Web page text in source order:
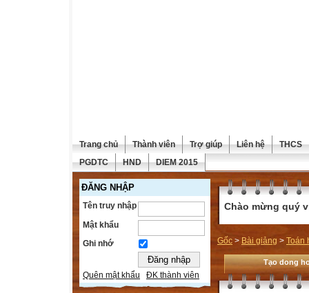
Trang chủ Thành viên Trợ giúp Liên hệ
THCS
PGDTC
HND DIEM 2015
ĐĂNG NHẬP
Tên truy nhập
Mật khẩu
Ghi nhớ
Quên mật khẩu ĐK thành viên
Chào mừng quý
Gốc > Bài giảng > Toán
Tạo dong